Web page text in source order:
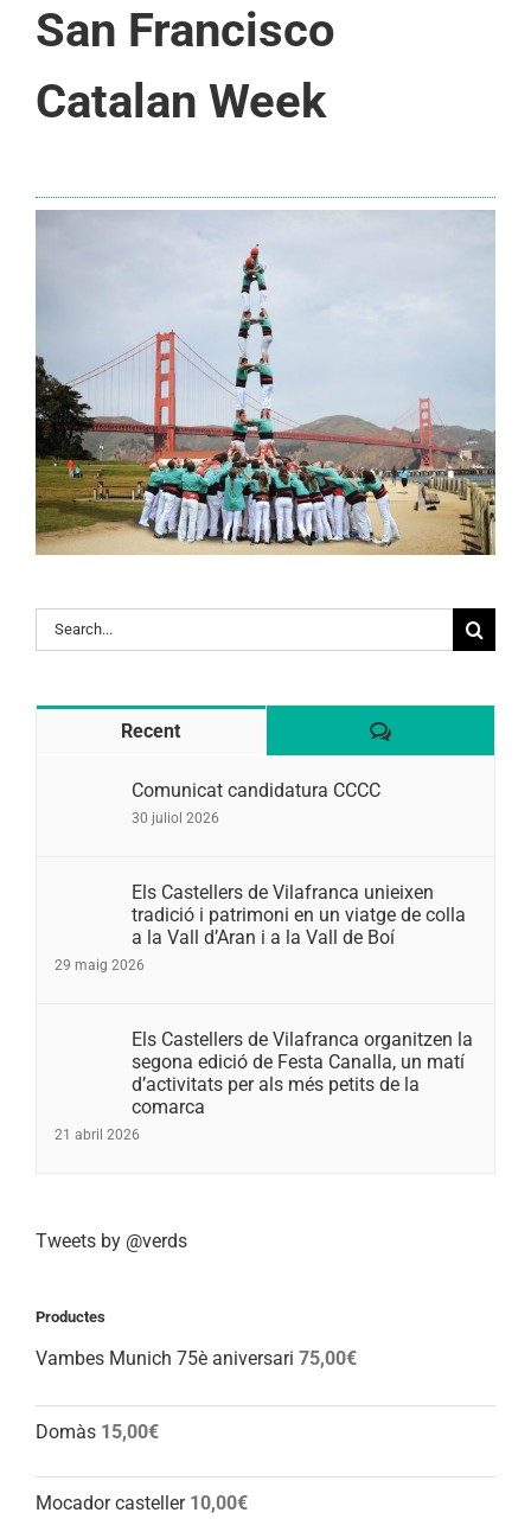
San Francisco
Catalan Week
Search
for:
Recent Comentaris
Comunicat candidatura CCCC
30 juliol 2026
Els Castellers de Vilafranca unieixen
tradició i patrimoni en un viatge de colla
a la Vall d’Aran i a la Vall de Boí
29 maig 2026
Els Castellers de Vilafranca organitzen la
segona edició de Festa Canalla, un matí
d’activitats per als més petits de la
comarca
21 abril 2026
Tweets by @verds
Productes
Vambes Munich 75è aniversari 75,00€
Domàs 15,00€
Mocador casteller 10,00€